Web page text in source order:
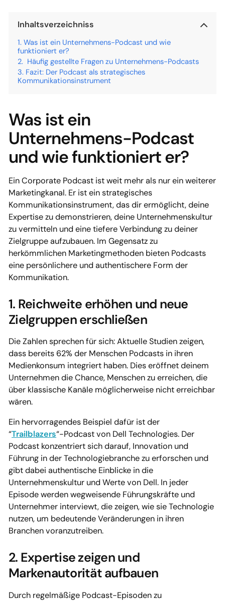
Inhaltsverzeichniss
Was ist ein Unternehmens-Podcast und wie
funktioniert er?
Häufig gestellte Fragen zu Unternehmens-Podcasts
Fazit: Der Podcast als strategisches
Kommunikationsinstrument
Was ist ein
Unternehmens-Podcast
und wie funktioniert er?
Ein Corporate Podcast ist weit mehr als nur ein weiterer
Marketingkanal. Er ist ein strategisches
Kommunikationsinstrument, das dir ermöglicht, deine
Expertise zu demonstrieren, deine Unternehmenskultur
zu vermitteln und eine tiefere Verbindung zu deiner
Zielgruppe aufzubauen. Im Gegensatz zu
herkömmlichen Marketingmethoden bieten Podcasts
eine persönlichere und authentischere Form der
Kommunikation.
1. Reichweite erhöhen und neue
Zielgruppen erschließen
Die Zahlen sprechen für sich: Aktuelle Studien zeigen,
dass bereits 62% der Menschen Podcasts in ihren
Medienkonsum integriert haben. Dies eröffnet deinem
Unternehmen die Chance, Menschen zu erreichen, die
über klassische Kanäle möglicherweise nicht erreichbar
wären.
Ein hervorragendes Beispiel dafür ist der
“Trailblazers“-Podcast von Dell Technologies. Der
Podcast konzentriert sich darauf, Innovation und
Führung in der Technologiebranche zu erforschen und
gibt dabei authentische Einblicke in die
Unternehmenskultur und Werte von Dell. In jeder
Episode werden wegweisende Führungskräfte und
Unternehmer interviewt, die zeigen, wie sie Technologie
nutzen, um bedeutende Veränderungen in ihren
Branchen voranzutreiben.
2. Expertise zeigen und
Markenautorität aufbauen
Durch regelmäßige Podcast-Episoden zu